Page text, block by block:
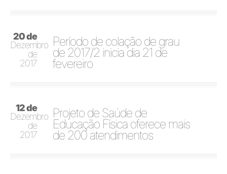
20 de
Dezembro
de
2017
Período de colação de grau
de 2017/2 inicia dia 21 de
fevereiro
12 de
Dezembro
de
2017
Projeto de Saúde de
Educação Física oferece mais
de 200 atendimentos